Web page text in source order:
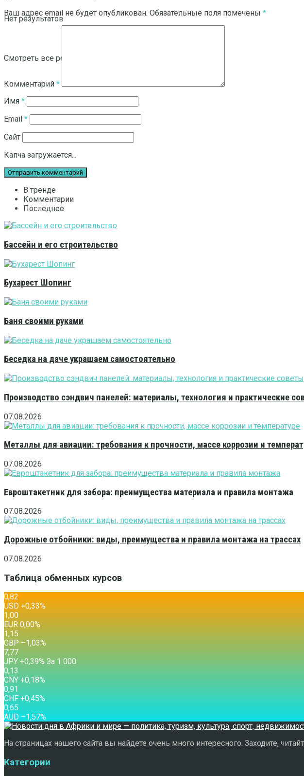
Нет результатов
Смотреть все результаты
Ваш адрес email не будет опубликован. Обязательные поля помечены *
Комментарий *
Имя *
Email *
Сайт
Капча загружается...
В тренде
Комментарии
Последнее
Бассейн и его строительство
Бухарест Шопинг
Баня своими руками
Беседка на даче украшаем самостоятельно
Производство сэндвич панелей: материалы, технология и практические
07.08.2026
Металлы для авиации: требования к прочности, массе коррозии и
07.08.2026
Евроштакетник для забора: преимущества материала и правила монтажа
07.08.2026
Дорожные отбойники: виды, преимущества и правила монтажа на трассах
07.08.2026
Таблица обменных курсов
0,82
USD +0,33%
1,00
EUR 0,00%
1,15
GBP –1,03%
7,77
JPY +0,39% За 1 000
0,13
CNY +0,18%
0,91
CHF +0,45%
0,65
AUD –1,57%
На страницах нашего сайта вы найдете очень много интересного. Заходите,
Категории